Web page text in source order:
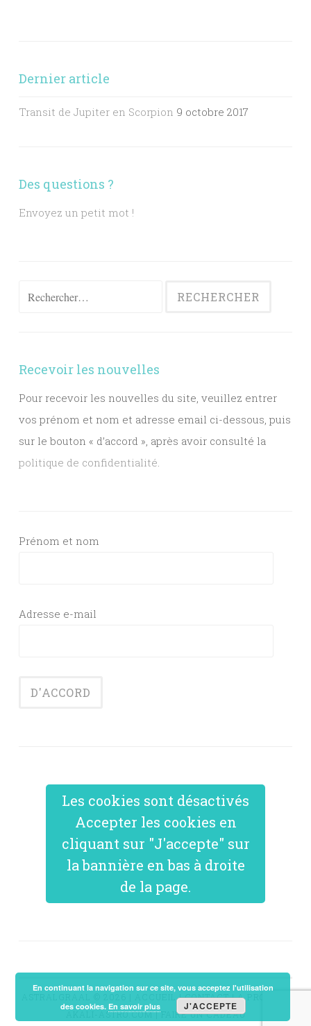
Dernier article
Transit de Jupiter en Scorpion 9 octobre 2017
Des questions ?
Envoyez un petit mot !
Rechercher :
Recevoir les nouvelles
Pour recevoir les nouvelles du site, veuillez entrer
vos prénom et nom et adresse email ci-dessous, puis
sur le bouton « d’accord », après avoir consulté la
politique de confidentialité
Prénom et nom
Adresse e-mail
Les cookies sont désactivés
Accepter les cookies en
cliquant sur "J'accepte" sur
la bannière en bas à droite
de la page.
|CONTACT|A PROPOS
AKALI-ASTRO.COM| FAIRE UN CADEAU
En continuant la navigation sur ce site, vous acceptez l'utilisation
des cookies. En savoir plus J'ACCEPTE